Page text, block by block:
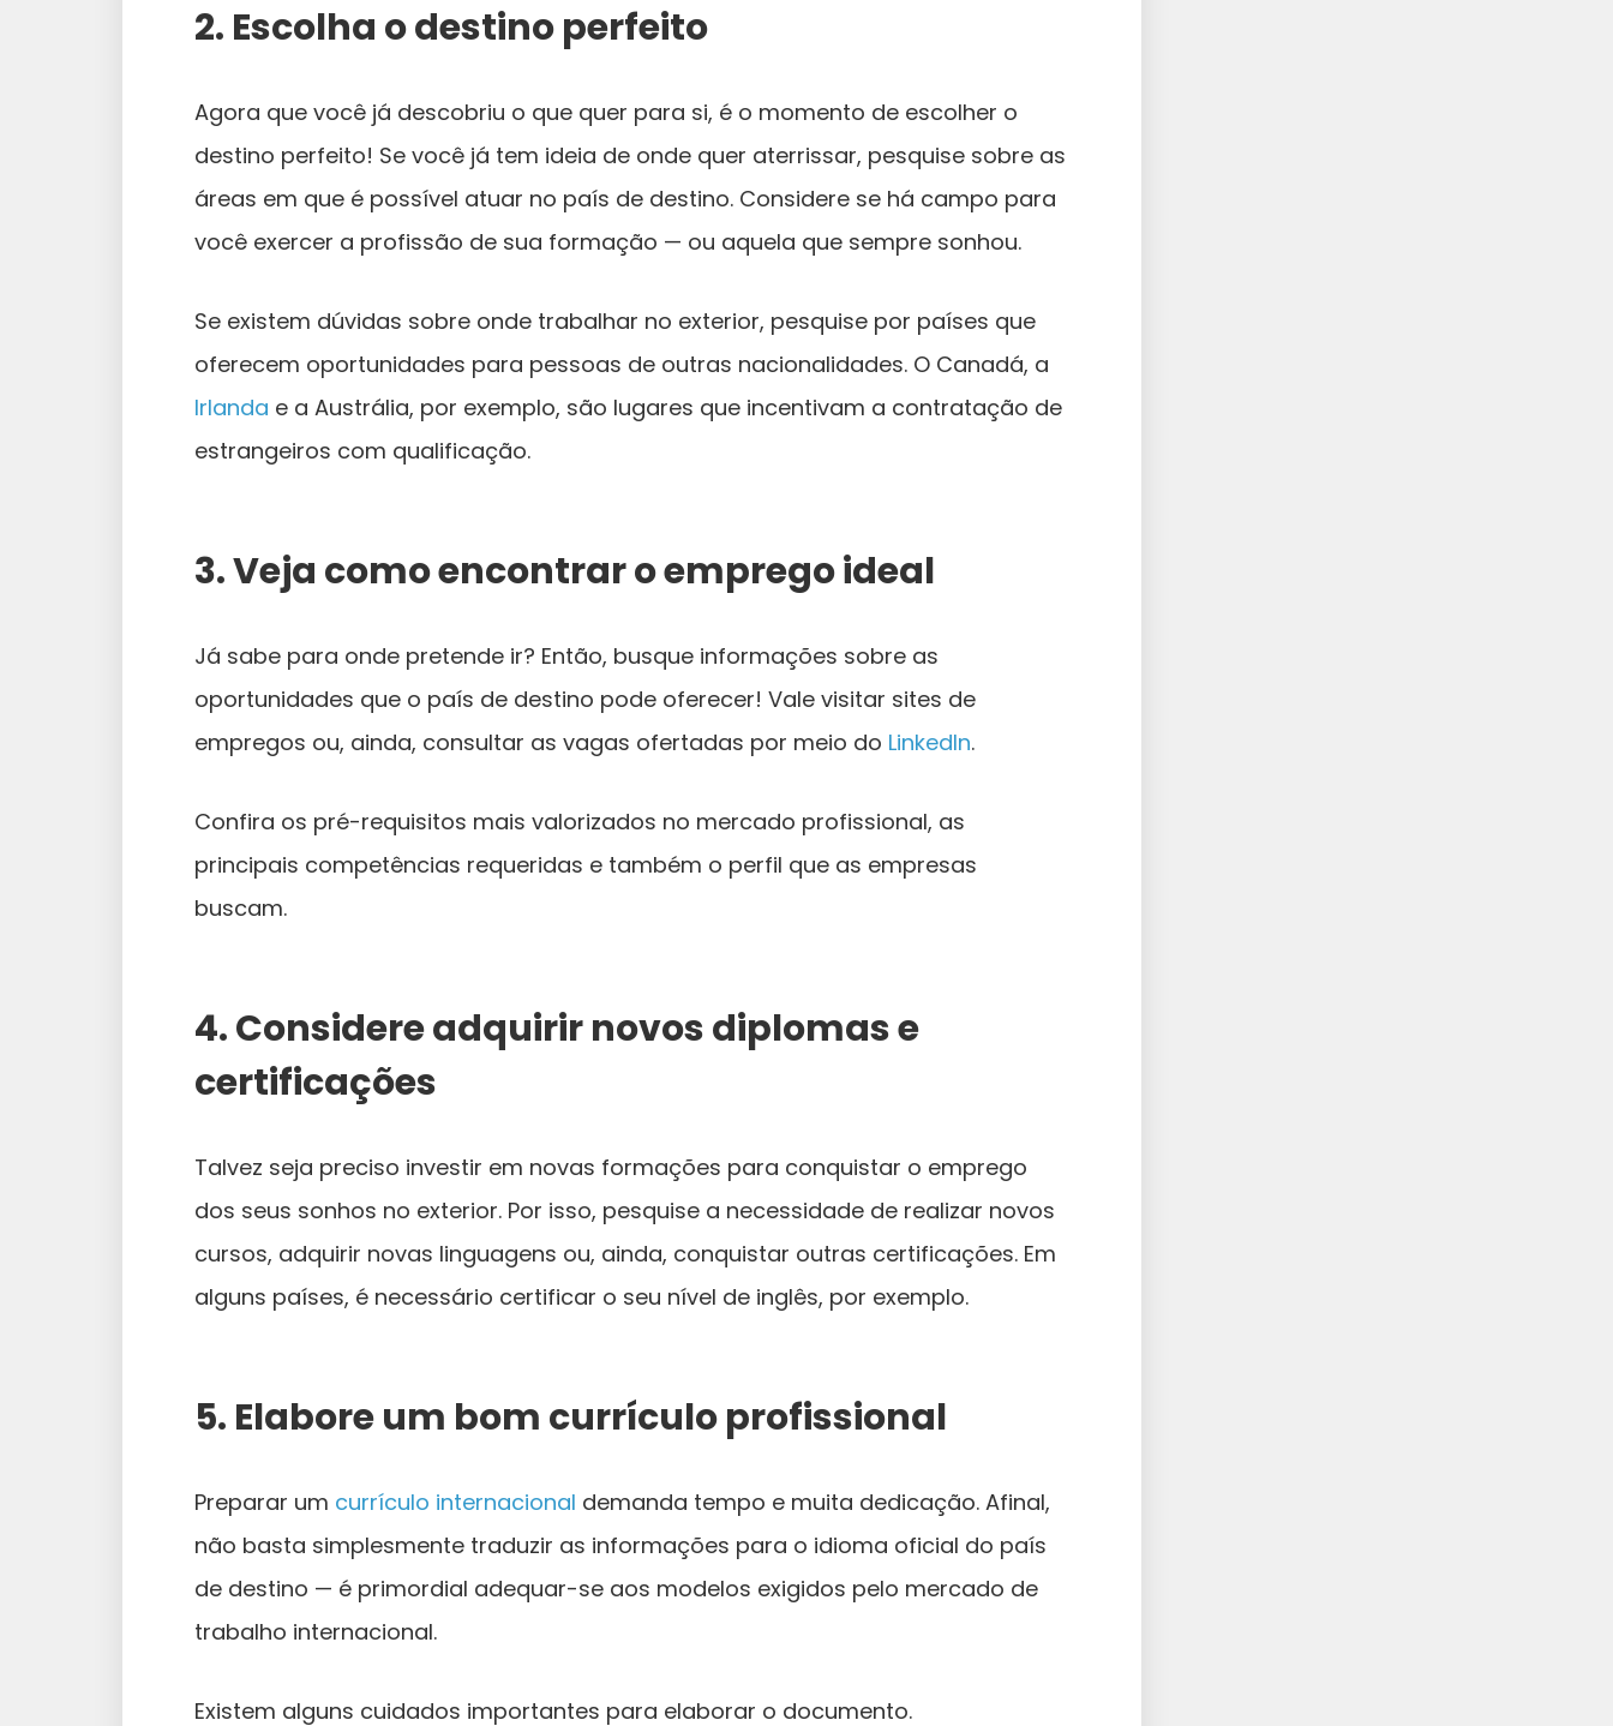
2. Escolha o destino perfeito
Agora que você já descobriu o que quer para si, é o momento de escolher o
destino perfeito! Se você já tem ideia de onde quer aterrissar, pesquise sobre as
áreas em que é possível atuar no país de destino. Considere se há campo para
você exercer a profissão de sua formação — ou aquela que sempre sonhou.
Se existem dúvidas sobre onde trabalhar no exterior, pesquise por países que
oferecem oportunidades para pessoas de outras nacionalidades. O Canadá, a
Irlanda e a Austrália, por exemplo, são lugares que incentivam a contratação de
estrangeiros com qualificação.
3. Veja como encontrar o emprego ideal
Já sabe para onde pretende ir? Então, busque informações sobre as
oportunidades que o país de destino pode oferecer! Vale visitar sites de
empregos ou, ainda, consultar as vagas ofertadas por meio do LinkedIn.
Confira os pré-requisitos mais valorizados no mercado profissional, as
principais competências requeridas e também o perfil que as empresas
buscam.
4. Considere adquirir novos diplomas e
certificações
Talvez seja preciso investir em novas formações para conquistar o emprego
dos seus sonhos no exterior. Por isso, pesquise a necessidade de realizar novos
cursos, adquirir novas linguagens ou, ainda, conquistar outras certificações. Em
alguns países, é necessário certificar o seu nível de inglês, por exemplo.
5. Elabore um bom currículo profissional
Preparar um currículo internacional demanda tempo e muita dedicação. Afinal,
não basta simplesmente traduzir as informações para o idioma oficial do país
de destino — é primordial adequar-se aos modelos exigidos pelo mercado de
trabalho internacional.
Existem alguns cuidados importantes para elaborar o documento.